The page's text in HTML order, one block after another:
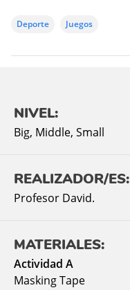
Deporte Juegos
NIVEL:
Big, Middle, Small
REALIZADOR/ES:
Profesor David.
MATERIALES:
Actividad A
Masking Tape